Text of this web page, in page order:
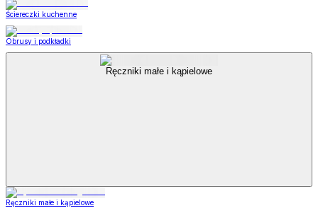
Ściereczki kuchenne
Obrusy i podkładki
Ręczniki małe i kąpielowe
Ręczniki małe i kąpielowe